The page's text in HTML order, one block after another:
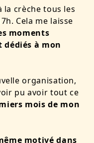
la crèche tous les
Cela me laisse
moments
à mon
organisation,
pu avoir tout ce
mois de mon
motivé dans